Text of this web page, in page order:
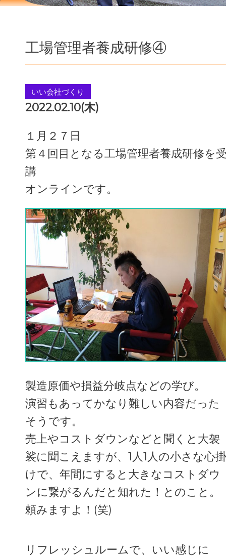
工場管理者養成研修④
いい会社づくり
2022.02.10(木)
１月２７日
第４回目となる工場管理者養成研修を
講
オンラインです。
製造原価や損益分岐点などの学び。
演習もあってかなり難しい内容だった
そうです。
売上やコストダウンなどと聞くと大袈
裟に聞こえますが、1人1人の小さな心掛
けで、年間にすると大きなコストダウ
ンに繋がるんだと知れた！とのこと。
頼みますよ！(笑)
リフレッシュルームで、いい感じに